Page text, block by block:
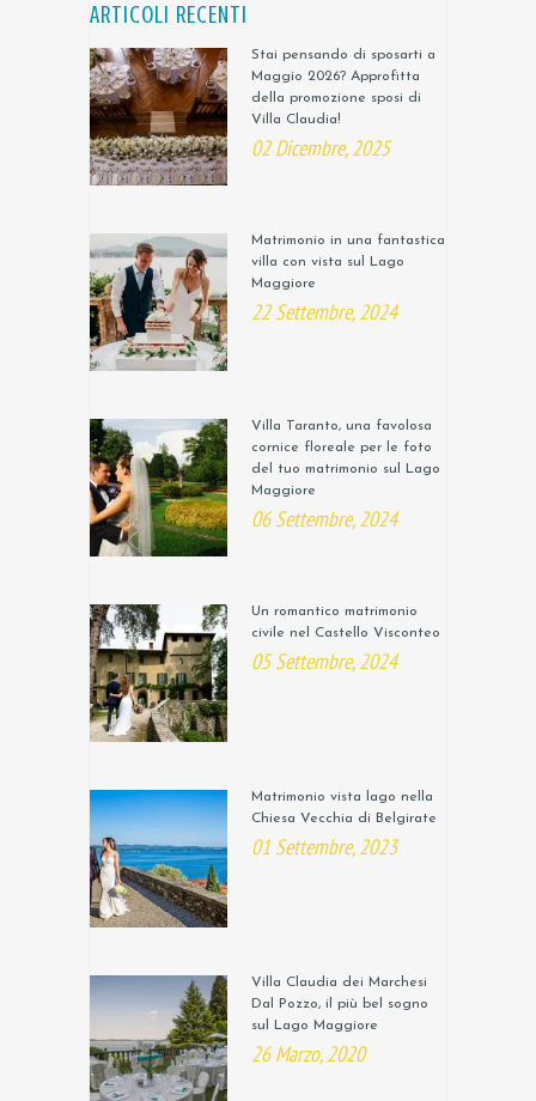
ARTICOLI RECENTI
Stai pensando di sposarti a
Maggio 2026? Approfitta
della promozione sposi di
Villa Claudia!
02 Dicembre, 2025
Matrimonio in una fantastica
villa con vista sul Lago
Maggiore
22 Settembre, 2024
Villa Taranto, una favolosa
cornice floreale per le foto
del tuo matrimonio sul Lago
Maggiore
06 Settembre, 2024
Un romantico matrimonio
civile nel Castello Visconteo
05 Settembre, 2024
Matrimonio vista lago nella
Chiesa Vecchia di Belgirate
01 Settembre, 2023
Villa Claudia dei Marchesi
Dal Pozzo, il più bel sogno
sul Lago Maggiore
26 Marzo, 2020